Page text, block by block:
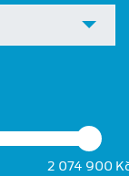
2 074 900